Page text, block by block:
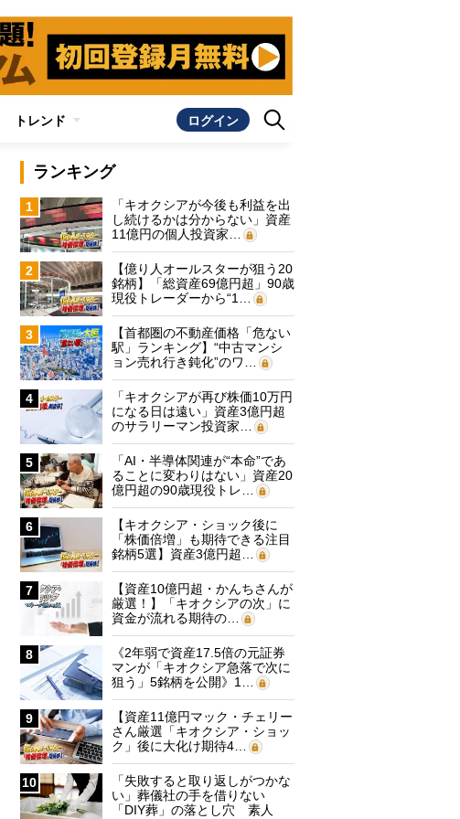
トレンド ログイン
ランキング
1
「キオクシアが今後も利益を出
し続けるかは分からない」資産
11億円の個人投資家…
2
【億り人オールスターが狙う20
銘柄】「総資産69億円超」90歳
現役トレーダーから“1…
3
【首都圏の不動産価格「危ない
駅」ランキング】“中古マンシ
ョン売れ行き鈍化”のワ…
4
「キオクシアが再び株価10万円
になる日は遠い」資産3億円超
のサラリーマン投資家…
5
「AI・半導体関連が“本命”であ
ることに変わりはない」資産20
億円超の90歳現役トレ…
6
【キオクシア・ショック後に
「株価倍増」も期待できる注目
銘柄5選】資産3億円超…
7
【資産10億円超・かんちさんが
厳選！】「キオクシアの次」に
資金が流れる期待の…
8
《2年弱で資産17.5倍の元証券
マンが「キオクシア急落で次に
狙う」5銘柄を公開》1…
9
【資産11億円マック・チェリー
さん厳選「キオクシア・ショッ
ク」後に大化け期待4…
10
「失敗すると取り返しがつかな
い」葬儀社の手を借りない
「DIY葬」の落とし穴 素人